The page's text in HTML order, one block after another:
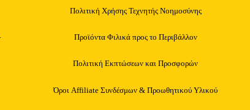
Πολιτική Χρήσης Τεχνητής Νοημοσύνης
Προϊόντα Φιλικά προς το Περιβάλλον
Πολιτική Εκπτώσεων και Προσφορών
Όροι Affiliate Συνδέσμων & Προωθητικού Υλικού